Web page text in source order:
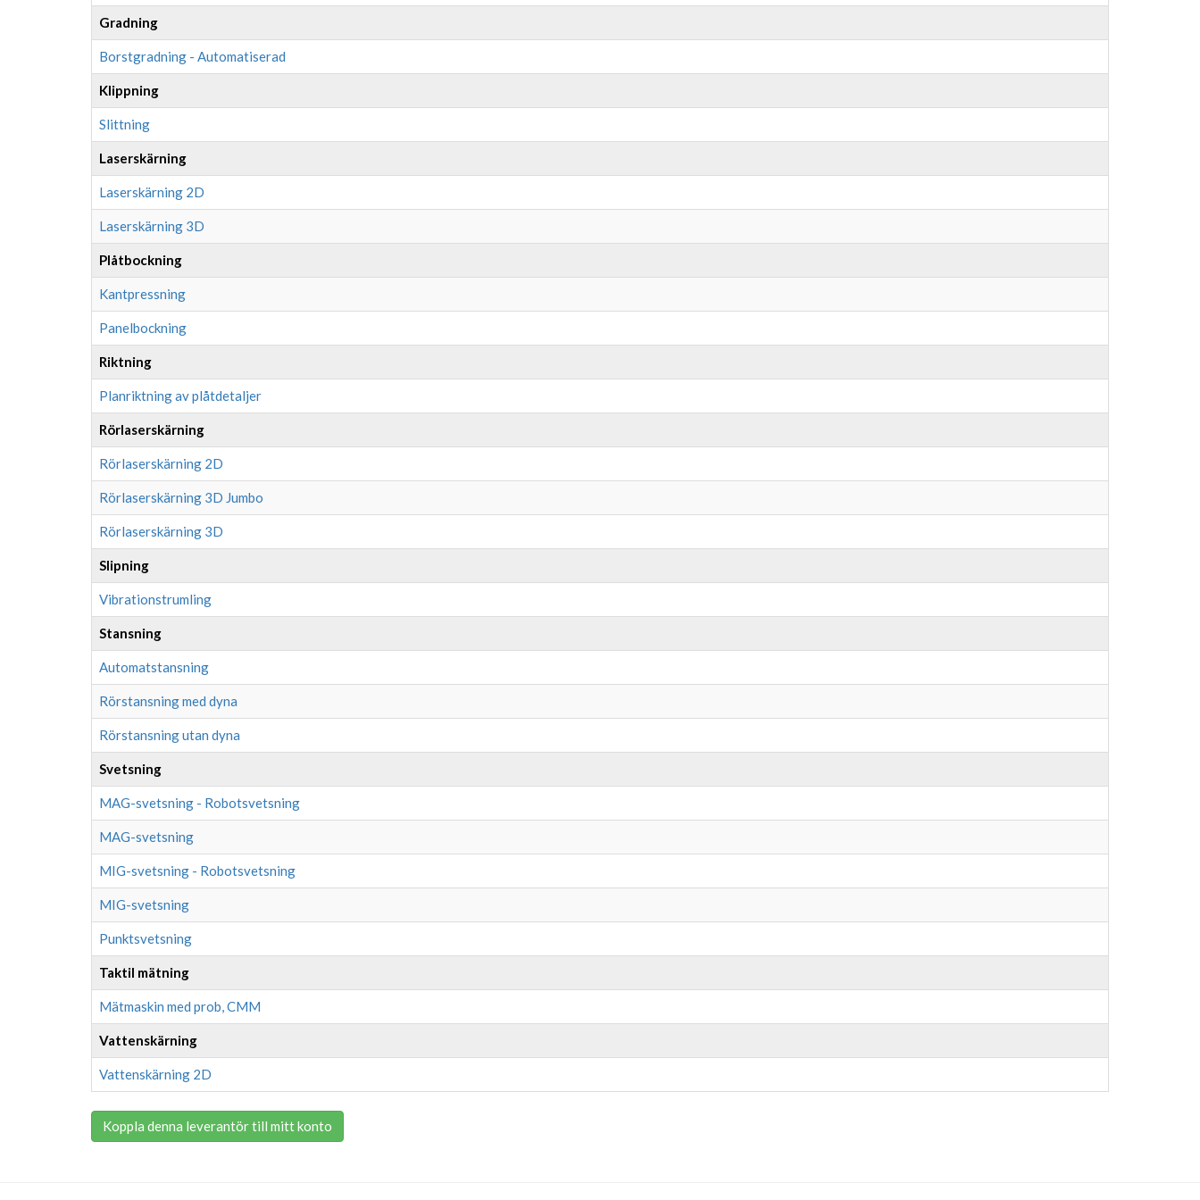
Gradning
Borstgradning - Automatiserad
Klippning
Slittning
Laserskärning
Laserskärning 2D
Laserskärning 3D
Plåtbockning
Kantpressning
Panelbockning
Riktning
Planriktning av plåtdetaljer
Rörlaserskärning
Rörlaserskärning 2D
Rörlaserskärning 3D Jumbo
Rörlaserskärning 3D
Slipning
Vibrationstrumling
Stansning
Automatstansning
Rörstansning med dyna
Rörstansning utan dyna
Svetsning
MAG-svetsning - Robotsvetsning
MAG-svetsning
MIG-svetsning - Robotsvetsning
MIG-svetsning
Punktsvetsning
Taktil mätning
Mätmaskin med prob, CMM
Vattenskärning
Vattenskärning 2D
Koppla denna leverantör till mitt konto